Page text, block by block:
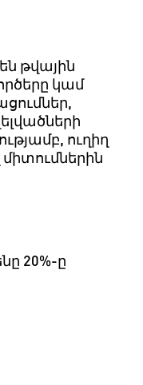
են թվային
կամ
,
, ուղիղ
միտումներին
20%-ը